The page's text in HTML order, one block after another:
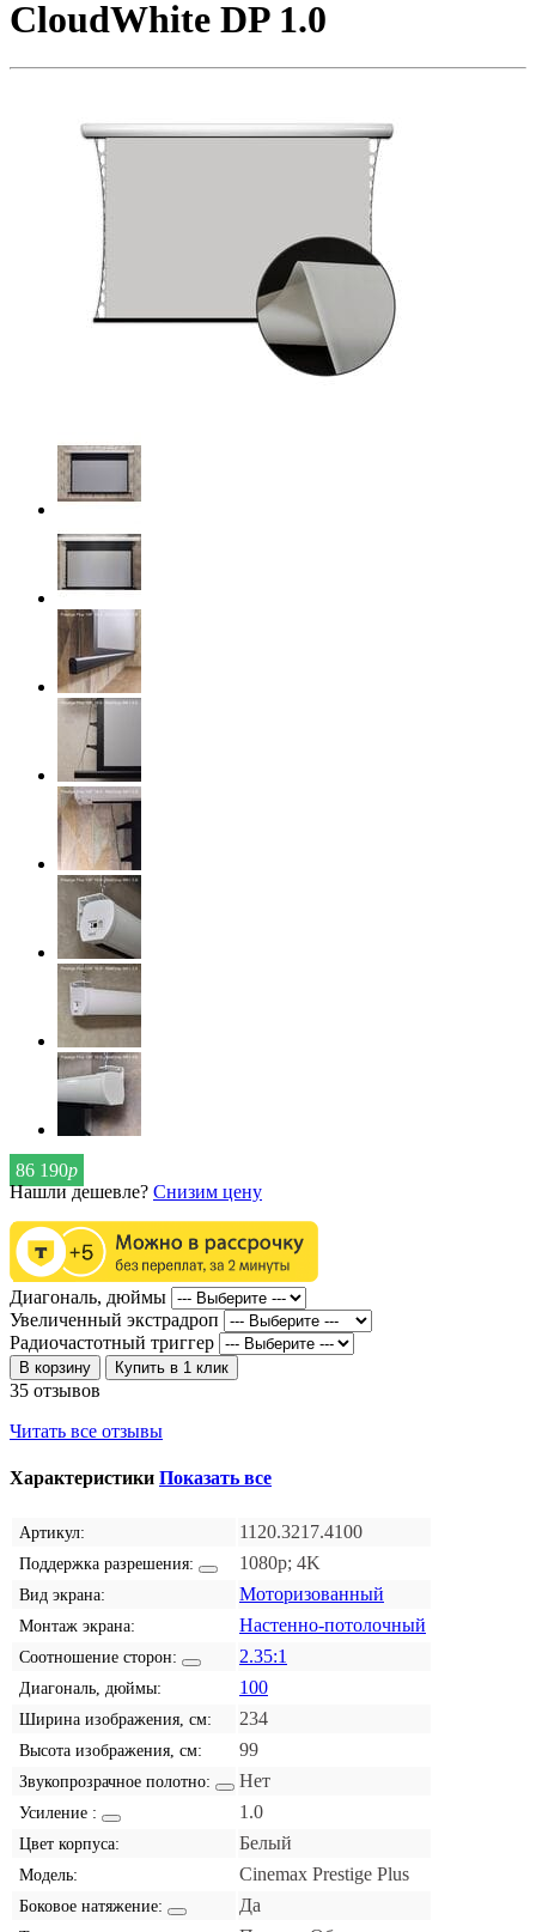
CloudWhite DP 1.0
86 190р
Нашли дешевле? Снизим цену
Диагональ, дюймы
Увеличенный экстрадроп
Радиочастотный триггер
В корзину Купить в 1 клик
35 отзывов
Читать все отзывы
Характеристики Показать все
Артикул: 1120.3217.4100
Поддержка разрешения: 1080p; 4K
Вид экрана: Моторизованный
Монтаж экрана: Настенно-потолочный
Соотношение сторон: 2.35:1
Диагональ, дюймы: 100
Ширина изображения, см: 234
Высота изображения, см: 99
Звукопрозрачное полотно: Нет
Усиление : 1.0
Цвет корпуса: Белый
Модель: Cinemax Prestige Plus
Боковое натяжение: Да